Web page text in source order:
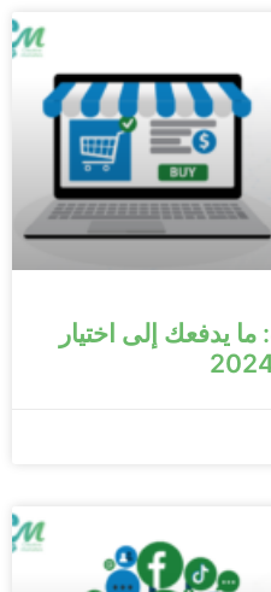
يدفعك إلى اختيار